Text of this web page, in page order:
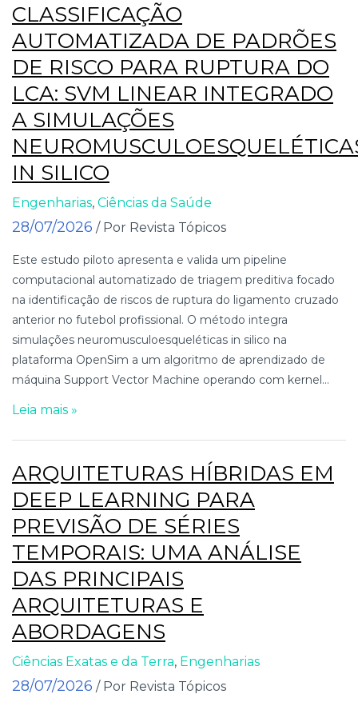
CLASSIFICAÇÃO
AUTOMATIZADA DE PADRÕES
DE RISCO PARA RUPTURA DO
LCA: SVM LINEAR INTEGRADO
A SIMULAÇÕES
IN SILICO
Engenharias, Ciências da Saúde
28/07/2026 / Por Revista Tópicos
Este estudo piloto apresenta e valida um pipeline
computacional automatizado de triagem preditiva focado
na identificação de riscos de ruptura do ligamento cruzado
anterior no futebol profissional. O método integra
simulações neuromusculoesqueléticas in silico na
plataforma OpenSim a um algoritmo de aprendizado de
máquina Support Vector Machine operando com kernel...
Leia mais »
ARQUITETURAS HÍBRIDAS EM
DEEP LEARNING PARA
PREVISÃO DE SÉRIES
TEMPORAIS: UMA ANÁLISE
DAS PRINCIPAIS
ARQUITETURAS E
ABORDAGENS
Ciências Exatas e da Terra, Engenharias
28/07/2026 / Por Revista Tópicos